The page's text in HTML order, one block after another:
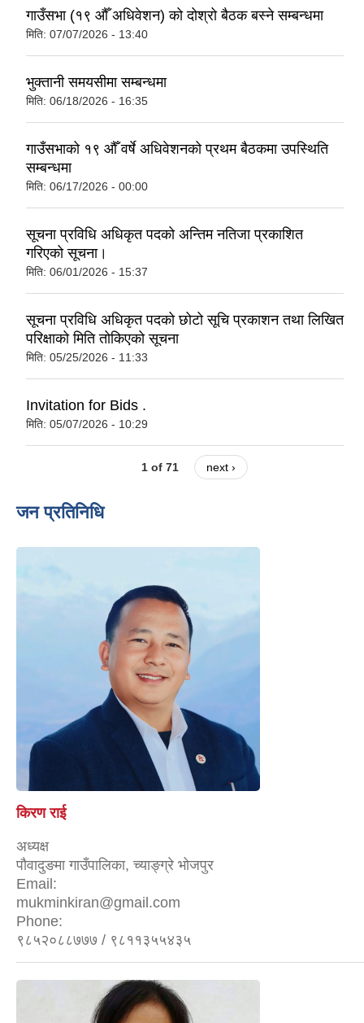
गाउँसभा (१९ औँ अधिवेशन) को दोश्रो बैठक बस्ने सम्बन्धमा
मिति: 07/07/2026 - 13:40
भुक्तानी समयसीमा सम्बन्धमा
मिति: 06/18/2026 - 16:35
गाउँसभाको १९ औँ वर्षे अधिवेशनको प्रथम बैठकमा उपस्थिति
सम्बन्धमा
मिति: 06/17/2026 - 00:00
सूचना प्रविधि अधिकृत पदको अन्तिम नतिजा प्रकाशित
गरिएको सूचना।
मिति: 06/01/2026 - 15:37
सूचना प्रविधि अधिकृत पदको छोटो सूचि प्रकाशन तथा लिखित
परिक्षाको मिति तोकिएको सूचना
मिति: 05/25/2026 - 11:33
Invitation for Bids .
मिति: 05/07/2026 - 10:29
1 of 71 next ›
जन प्रतिनिधि
किरण राई
अध्यक्ष
पौवादुङमा गाउँपालिका, च्याङ्ग्रे भोजपुर
Email:
mukminkiran@gmail.com
Phone:
९८५२०८८७७७ / ९८११३५५४३५